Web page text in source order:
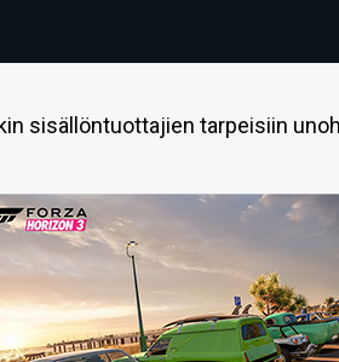
sisällöntuottajien tarpeisiin